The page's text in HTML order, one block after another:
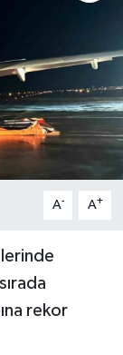
A- A+
rekor